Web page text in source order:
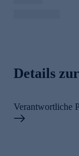
Details
Verantwortliche